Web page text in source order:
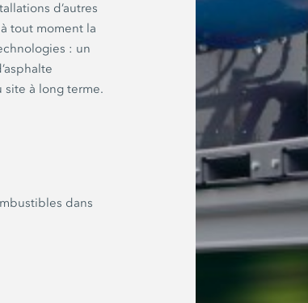
d’autres
tout moment la
: un
à long terme.
dans